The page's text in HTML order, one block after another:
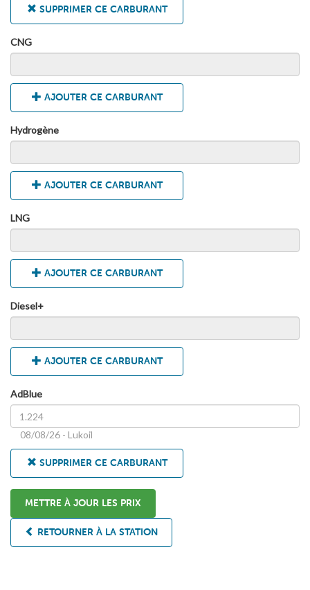
SUPPRIMER CE CARBURANT
CNG
AJOUTER CE CARBURANT
Hydrogène
AJOUTER CE CARBURANT
LNG
AJOUTER CE CARBURANT
Diesel+
AJOUTER CE CARBURANT
AdBlue
08/08/26 - Lukoil
SUPPRIMER CE CARBURANT
METTRE À JOUR LES PRIX
RETOURNER À LA STATION